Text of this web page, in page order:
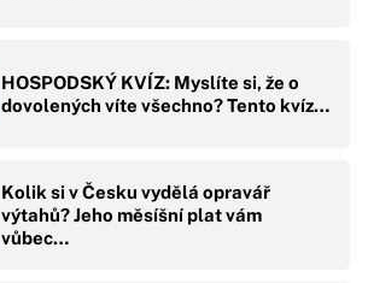
HOSPODSKÝ KVÍZ: Myslíte si, že o
dovolených víte všechno? Tento kvíz…
Kolik si v Česku vydělá opravář
výtahů? Jeho měsíšní plat vám
vůbec…